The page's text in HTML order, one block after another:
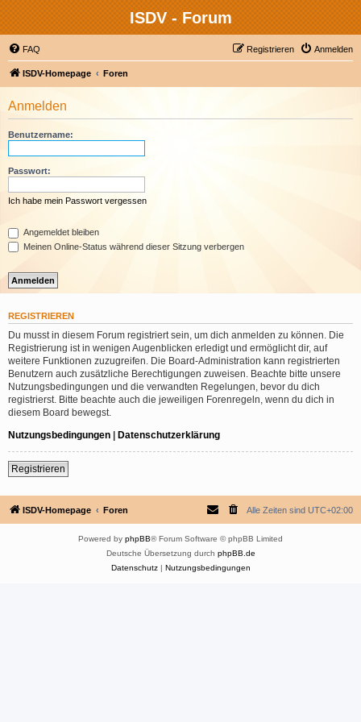
ISDV - Forum
FAQ Anmelden
Registrieren
ISDV-Homepage Foren
Anmelden
Benutzername:
Passwort:
Ich habe mein Passwort vergessen
Angemeldet bleiben
Meinen Online-Status während dieser Sitzung verbergen
REGISTRIEREN
Du musst in diesem Forum registriert sein, um dich anmelden zu können. Die
Registrierung ist in wenigen Augenblicken erledigt und ermöglicht dir, auf
weitere Funktionen zuzugreifen. Die Board-Administration kann registrierten
Benutzern auch zusätzliche Berechtigungen zuweisen. Beachte bitte unsere
Nutzungsbedingungen und die verwandten Regelungen, bevor du dich
registrierst. Bitte beachte auch die jeweiligen Forenregeln, wenn du dich in
diesem Board bewegst.
Nutzungsbedingungen | Datenschutzerklärung
Registrieren
ISDV-Homepage Foren Alle Zeiten sind UTC+02:00
Powered by phpBB® Forum Software © phpBB Limited
Deutsche Übersetzung durch phpBB.de
Datenschutz| Nutzungsbedingungen